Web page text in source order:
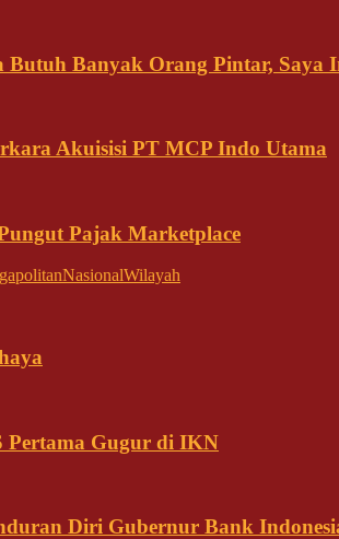
Butuh Banyak Orang Pintar, Saya
Akuisisi PT MCP Indo Utama
Pajak Marketplace
NasionalWilayah
Pertama Gugur di IKN
Diri Gubernur Bank